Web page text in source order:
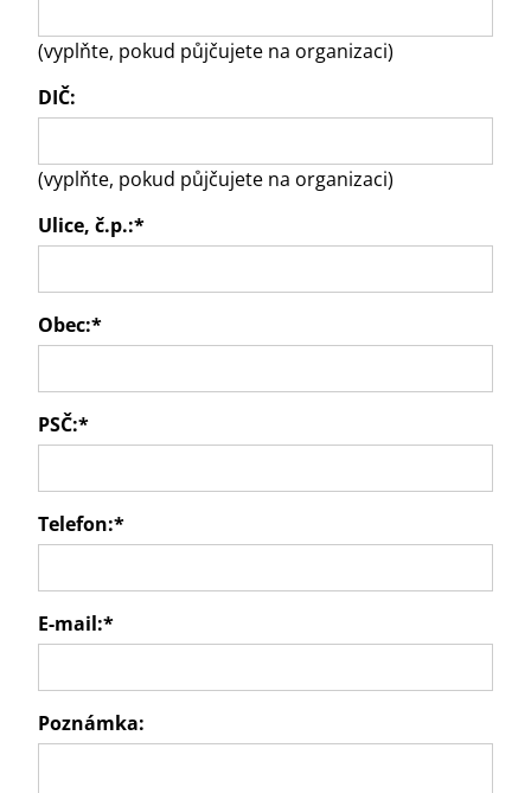
(vyplňte, pokud půjčujete na organizaci)
DIČ:
(vyplňte, pokud půjčujete na organizaci)
Ulice, č.p.:*
Obec:*
PSČ:*
Telefon:*
E-mail:*
Poznámka: